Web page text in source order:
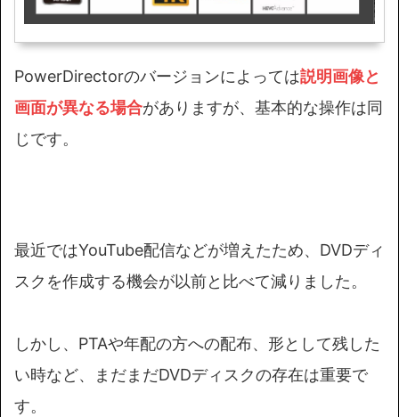
PowerDirectorのバージョンによっては説明画像と
画面が異なる場合がありますが、基本的な操作は同
じです。
最近ではYouTube配信などが増えたため、DVDディ
スクを作成する機会が以前と比べて減りました。
しかし、PTAや年配の方への配布、形として残した
い時など、まだまだDVDディスクの存在は重要で
す。